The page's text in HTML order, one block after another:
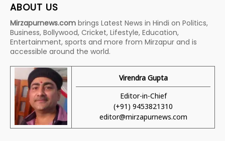
ABOUT US
Mirzapurnews.com brings Latest News in Hindi on Politics,
Business, Bollywood, Cricket, Lifestyle, Education,
Entertainment, sports and more from Mirzapur and is
accessible around the world.
Virendra Gupta
Editor-in-Chief
(+91) 9453821310
editor@mirzapurnews.com